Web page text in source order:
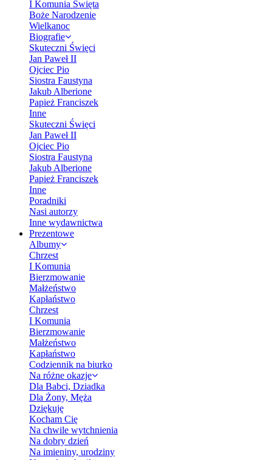
I Komunia Święta
Boże Narodzenie
Wielkanoc
Biografie
Skuteczni Święci
Jan Paweł II
Ojciec Pio
Siostra Faustyna
Jakub Alberione
Papież Franciszek
Inne
Skuteczni Święci
Jan Paweł II
Ojciec Pio
Siostra Faustyna
Jakub Alberione
Papież Franciszek
Inne
Poradniki
Nasi autorzy
Inne wydawnictwa
Prezentowe
Albumy
Chrzest
I Komunia
Bierzmowanie
Małżeństwo
Kapłaństwo
Chrzest
I Komunia
Bierzmowanie
Małżeństwo
Kapłaństwo
Codziennik na biurko
Na różne okazje
Dla Babci, Dziadka
Dla Żony, Męża
Dziękuję
Kocham Cię
Na chwile wytchnienia
Na dobry dzień
Na imieniny, urodziny